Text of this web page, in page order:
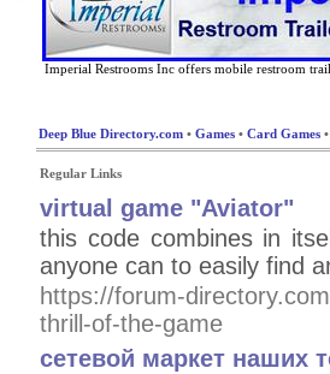
Imperial Restrooms Inc offers mobile restroom
Deep Blue Directory.com • Games • Card Games
Regular Links
virtual game "Aviator"
this code combines in
anyone can to easily find
https://forum-
thrill-of-the-game
сетевой маркет наших